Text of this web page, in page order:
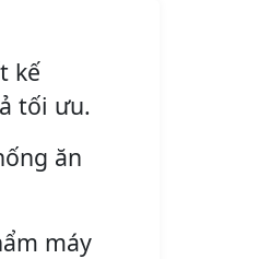
kế
tối ưu.
ăn
máy